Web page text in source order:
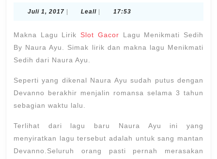
“Menikmati
Sedih”
Naura
Ayu
Juli 1, 2017 Juli
LeallLeall 17:53
Makna Lagu Lirik Slot Gacor Lagu Menikmati Sedih
By Naura Ayu. Simak lirik dan makna lagu Menikmati
Sedih dari Naura Ayu.
Seperti yang dikenal Naura Ayu sudah putus dengan
Devanno berakhir menjalin romansa selama 3 tahun
sebagian waktu lalu.
Terlihat dari lagu baru Naura Ayu ini yang
menyiratkan lagu tersebut adalah untuk sang mantan
Devanno.Seluruh orang pasti pernah merasakan